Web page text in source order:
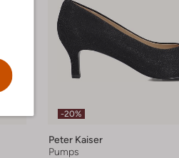
-20%
Peter Kaiser
Pumps